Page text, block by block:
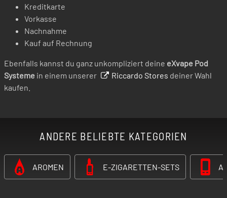
Kreditkarte
Vorkasse
Nachnahme
Kauf auf Rechnung
Ebenfalls kannst du ganz unkompliziert deine eXvape Pod
Systeme in einem unserer Riccardo Stores deiner Wahl
kaufen.
ANDERE BELIEBTE KATEGORIEN
AROMEN E-ZIGARETTEN-SETS